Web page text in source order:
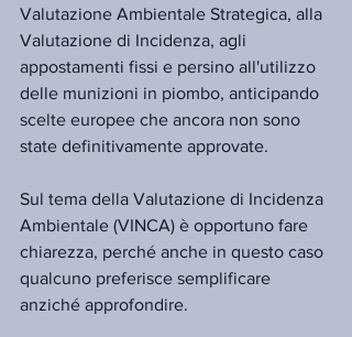
Valutazione Ambientale Strategica, alla
Valutazione di Incidenza, agli
appostamenti fissi e persino all'utilizzo
delle munizioni in piombo, anticipando
scelte europee che ancora non sono
state definitivamente approvate.
Sul tema della Valutazione di Incidenza
Ambientale (VINCA) è opportuno fare
chiarezza, perché anche in questo caso
qualcuno preferisce semplificare
anziché approfondire.